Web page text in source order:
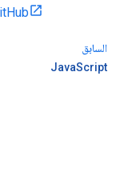
السابق
JavaScript